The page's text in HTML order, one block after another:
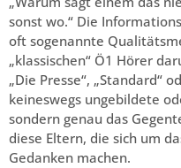
sonst wo.“ Die
oft sogenannte
„klassischen“ Ö1 Hörer
„Die Presse“, „Standard“
keineswegs ungebildete
sondern genau das
diese Eltern, die sich um
Gedanken machen.